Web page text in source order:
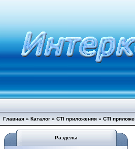
Главная » Каталог » CTI приложения » CTI
Разделы